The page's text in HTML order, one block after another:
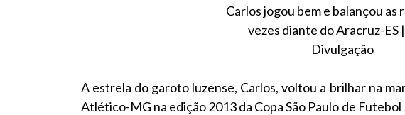
Carlos jogou bem e balançou as
vezes diante do Aracruz-ES
Divulgação
A estrela do garoto luzense, Carlos, voltou a brilhar na
Atlético-MG na edição 2013 da Copa São Paulo de